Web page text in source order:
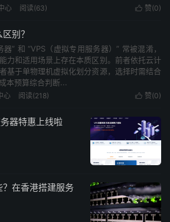
 赞(0)
心 阅读(63)
别？
” 和 “VPS（虚拟专用服务器）” 常被混淆，
力和适用场景上存在本质区别。前者依托云计
基于单物理机虚拟化划分资源，选择时需结合
本预算综合判断...
 赞(0)
心 阅读(218)
器特惠上线啦
在香港搭建服务